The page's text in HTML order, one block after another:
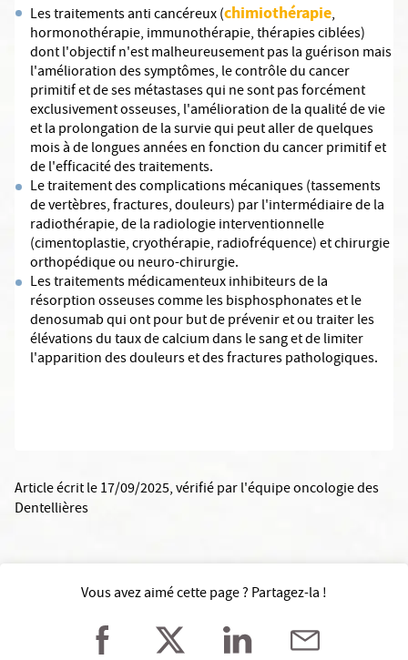
Les traitements anti cancéreux (chimiothérapie,
hormonothérapie, immunothérapie, thérapies ciblées)
dont l'objectif n'est malheureusement pas la guérison mais
l'amélioration des symptômes, le contrôle du cancer
primitif et de ses métastases qui ne sont pas forcément
exclusivement osseuses, l'amélioration de la qualité de vie
et la prolongation de la survie qui peut aller de quelques
mois à de longues années en fonction du cancer primitif et
de l'efficacité des traitements.
Le traitement des complications mécaniques (tassements
de vertèbres, fractures, douleurs) par l'intermédiaire de la
radiothérapie, de la radiologie interventionnelle
(cimentoplastie, cryothérapie, radiofréquence) et chirurgie
orthopédique ou neuro-chirurgie.
Les traitements médicamenteux inhibiteurs de la
résorption osseuses comme les bisphosphonates et le
denosumab qui ont pour but de prévenir et ou traiter les
élévations du taux de calcium dans le sang et de limiter
l'apparition des douleurs et des fractures pathologiques.
Article écrit le 17/09/2025, vérifié parl'équipe oncologie des
Dentellières
Vous avez aimé cette page ? Partagez-la !